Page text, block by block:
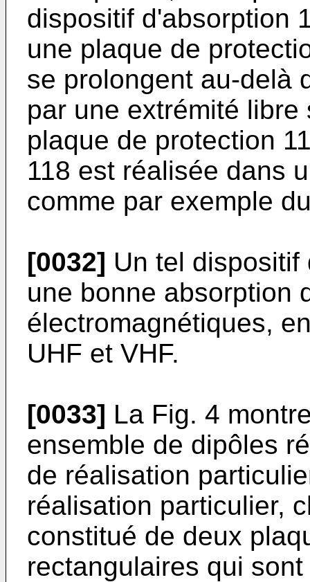
dispositif d'absorption
une plaque de
se prolongent au-delà
par une extrémité
plaque de protection
118 est réalisée dans
comme par exemple
[0032] Un tel
une bonne absorption
électromagnétiques,
UHF et VHF.
[0033] La Fig. 4
ensemble de dipôles
de réalisation
réalisation particulier,
constitué de deux
rectangulaires qui